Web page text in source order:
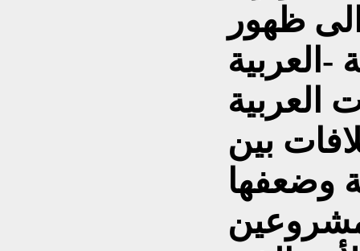
ظهور
-العربية
العربية
بين
وضعفها